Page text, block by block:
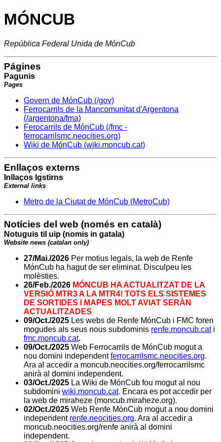
MÓNCUB
República Federal Unida de MónCub
Págines
Pagunis
Pages
Govern de MónCub (/gov)
Ferrocarrils de la Mancomunitat d'Argentona
(/argentona/fma)
Ferocarrils de MónCub (/fmc -
ferrocarrilsmc.neocities.org)
Wiki de MónCub (wiki.moncub.cat)
Enllaços externs
Inllaços Igstirns
External links
Metro de la Ciutat de MónCub (MetroCub)
Notícies del web (només en català)
Notuguis til uip (nomis in gatala)
Website news (catalan only)
27/Mai./2026 Per motius legals, la web de Renfe
MónCub ha hagut de ser eliminat. Disculpeu les
molèsties.
26/Feb./2026 MÓNCUB HA ACTUALITZAT DE LA
VERSIÓ MTR3 A LA MTR4! TOTS ELS SISTEMES
DE SORTIDES I MAPES MOLT AVIAT SERÀN
ACTUALITZADES
09/Oct./2025 Les webs de Renfe MónCub i FMC foren
mogudes als seus nous subdominis renfe.moncub.cati
fmc.moncub.cat.
09/Oct./2025 Web Ferrocarrils de MónCub mogut a
nou domini independentferrocarrilsmc.neocities.org.
Ara al accedir a moncub.neocities.org/ferrocarrilsmc
anirà al domini independent.
03/Oct./2025 La Wiki de MónCub fou mogut al nou
subdomini wiki.moncub.cat. Encara es pot accedir per
la web de miraheze (moncub.miraheze.org).
02/Oct./2025 Web Renfe MónCub mogut a nou domini
independent renfe.neocities.org. Ara al accedir a
moncub.neocities.org/renfe anirà al domini
independent.